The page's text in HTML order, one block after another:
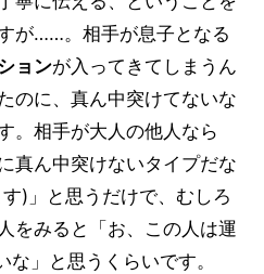
が……。相手が息子となる
ョンが入ってきてしまうん
のに、真ん中突けてないな
。相手が大人の他人なら
真ん中突けないタイプだな
)」と思うだけで、むしろ
をみると「お、この人は運
」と思うくらいです。